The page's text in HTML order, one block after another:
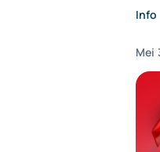
Info
Mei